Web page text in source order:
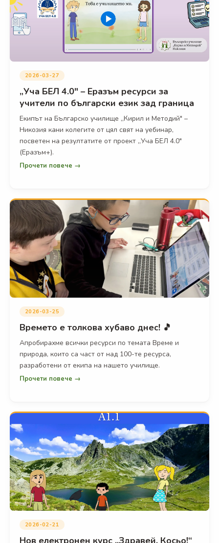
2026-03-27
„Уча БЕЛ 4.0" – Еразъм ресурси за
учители по български език зад граница
Екипът на Българско училище „Кирил и Методий" –
Никозия кани колегите от цял свят на уебинар,
посветен на резултатите от проект „Уча БЕЛ 4.0"
(Еразъм+).
Прочети повече →
2026-03-25
Времето е толкова хубаво днес! 🎵
Апробирахме всички ресурси по темата Време и
природа, които са част от над 100-те ресурса,
разработени от екипа на нашето училище.
Прочети повече →
2026-02-21
Нов електронен курс „Здравей, Косьо!“